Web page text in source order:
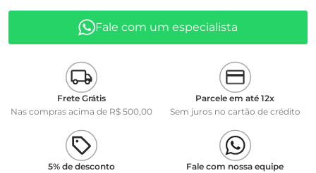
ACOMPANHA CERTIFICADO DE ANÁLISE COM
RASTREABILIDADE.
PART NUMBER WTW 252021
MARCA WTW / MERCK
Fale com um especialista
Frete Grátis
Nas compras acima de R$ 500,00
Parcele em até 12x
Sem juros no cartão de crédito
5% de desconto
Fale com nossa equipe